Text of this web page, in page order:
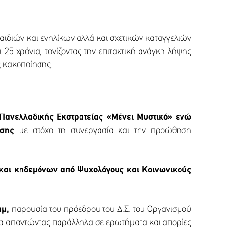
και ενηλίκων αλλά και σχετικών καταγγελιών
χρόνια, τονίζοντας την επιτακτική ανάγκη λήψης
κακοποίησης.
Εκστρατείας «Μένει Μυστικό» ενώ
με στόχο τη συνεργασία και την προώθηση
κηδεμόνων από Ψυχολόγους και Κοινωνικούς
παρουσία του πρόεδρου του Δ.Σ. του Οργανισμού
απαντώντας παράλληλα σε ερωτήματα και απορίες